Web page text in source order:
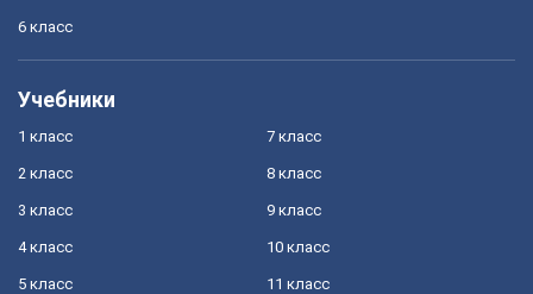
6 класс
Учебники
1 класс
2 класс
3 класс
4 класс
5 класс
7 класс
8 класс
9 класс
10 класс
11 класс